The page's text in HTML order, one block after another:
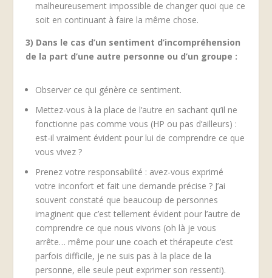
malheureusement impossible de changer quoi que ce
soit en continuant à faire la même chose.
3) Dans le cas d’un sentiment d’incompréhension
de la part d’une autre personne ou d’un groupe :
Observer ce qui génère ce sentiment.
Mettez-vous à la place de l’autre en sachant qu’il ne
fonctionne pas comme vous (HP ou pas d’ailleurs) :
est-il vraiment évident pour lui de comprendre ce que
vous vivez ?
Prenez votre responsabilité : avez-vous exprimé
votre inconfort et fait une demande précise ? J’ai
souvent constaté que beaucoup de personnes
imaginent que c’est tellement évident pour l’autre de
comprendre ce que nous vivons (oh là je vous
arrête… même pour une coach et thérapeute c’est
parfois difficile, je ne suis pas à la place de la
personne, elle seule peut exprimer son ressenti).